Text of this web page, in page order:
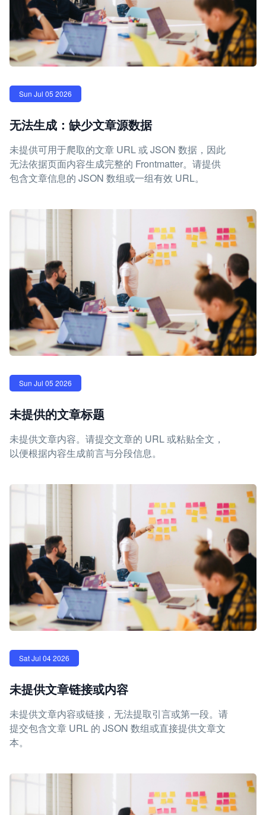
Sun Jul 05 2026
无法生成：缺少文章源数据
未提供可用于爬取的文章 URL 或 JSON 数据，因此
无法依据页面内容生成完整的 Frontmatter。请提供
包含文章信息的 JSON 数组或一组有效 URL。
Sun Jul 05 2026
未提供的文章标题
未提供文章内容。请提交文章的 URL 或粘贴全文，
以便根据内容生成前言与分段信息。
Sat Jul 04 2026
未提供文章链接或内容
未提供文章内容或链接，无法提取引言或第一段。请
提交包含文章 URL 的 JSON 数组或直接提供文章文
本。